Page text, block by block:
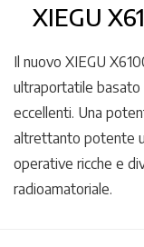
XIEGU
Il nuovo XIEGU
ultraportatile basato
eccellenti. Una
altrettanto potente
operative ricche e
radioamatoriale.